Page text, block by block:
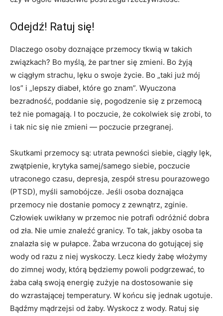
Odejdź! Ratuj się!
Dlaczego osoby doznające przemocy tkwią w takich
związkach? Bo myślą, że partner się zmieni. Bo żyją
w ciągłym strachu, lęku o swoje życie. Bo „taki już mój
los” i „lepszy diabeł, które go znam”. Wyuczona
bezradność, poddanie się, pogodzenie się z przemocą
też nie pomagają. I to poczucie, że cokolwiek się zrobi, to
i tak nic się nie zmieni — poczucie przegranej.
Skutkami przemocy są: utrata pewności siebie, ciągły lęk,
zwątpienie, krytyka samej/samego siebie, poczucie
utraconego czasu, depresja, zespół stresu pourazowego
(PTSD), myśli samobójcze. Jeśli osoba doznająca
przemocy nie dostanie pomocy z zewnątrz, zginie.
Człowiek uwikłany w przemoc nie potrafi odróżnić dobra
od zła. Nie umie znaleźć granicy. To tak, jakby osoba ta
znalazła się w pułapce. Żaba wrzucona do gotującej się
wody od razu z niej wyskoczy. Lecz kiedy żabę włożymy
do zimnej wody, którą będziemy powoli podgrzewać, to
żaba całą swoją energię zużyje na dostosowanie się
do wzrastającej temperatury. W końcu się jednak ugotuje.
Bądźmy mądrzejsi od żaby. Wyskocz z wody. Ratuj się